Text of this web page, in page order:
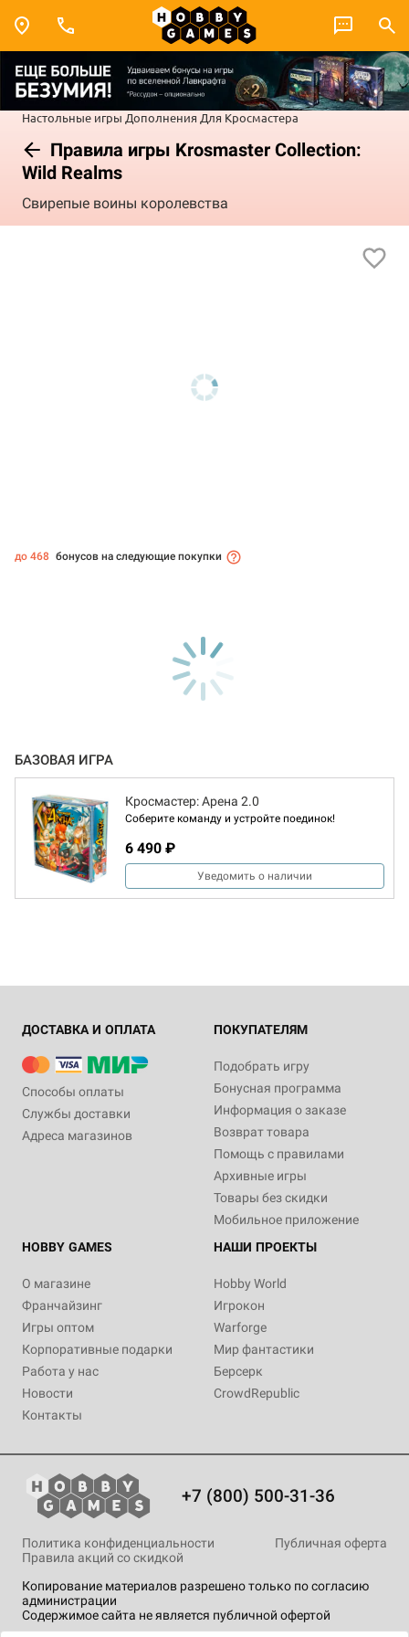
Настольные игры Дополнения Для Кросмастера
Правила игры Krosmaster Collection:
Wild Realms
Свирепые воины королевства
до 468 бонусов на следующие покупки
БАЗОВАЯ ИГРА
Кросмастер: Арена 2.0
Соберите команду и устройте поединок!
6 490 ₽
Уведомить о наличии
ДОСТАВКА И ОПЛАТА
Способы оплаты
Службы доставки
Адреса магазинов
ПОКУПАТЕЛЯМ
Подобрать игру
Бонусная программа
Информация о заказе
Возврат товара
Помощь с правилами
Архивные игры
Товары без скидки
Мобильное приложение
HOBBY GAMES
О магазине
Франчайзинг
Игры оптом
Корпоративные подарки
Работа у нас
Новости
Контакты
НАШИ ПРОЕКТЫ
Hobby World
Игрокон
Warforge
Мир фантастики
Берсерк
CrowdRepublic
+7 (800) 500-31-36
Копирование материалов разрешено только по согласию
администрации
Содержимое сайта не является публичной офертой
Политика конфиденциальности
Публичная оферта
Правила акций со скидкой